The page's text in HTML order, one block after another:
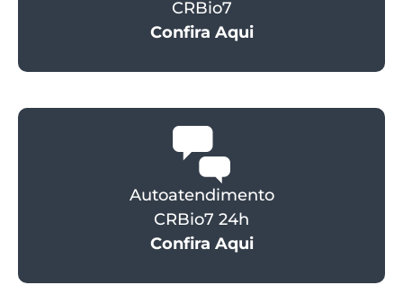
CRBio7
Confira Aqui
Autoatendimento
CRBio7 24h
Confira Aqui